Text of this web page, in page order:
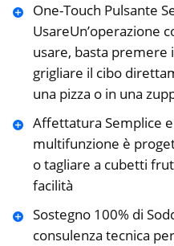
One-Touch Pulsante
UsareUn’operazione
usare, basta
grigliare il cibo
una pizza o in una
Affettatura Semplice
multifunzione è
o tagliare a cubetti
facilità
Sostegno 100% di
consulenza tecnica